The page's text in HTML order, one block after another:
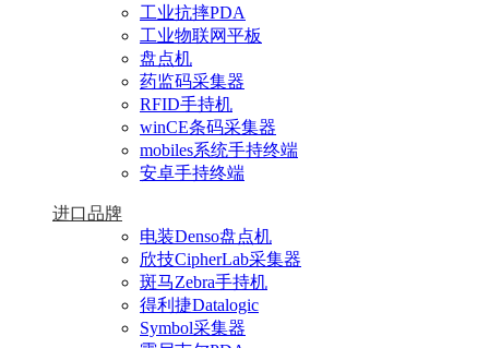
工业抗摔PDA
工业物联网平板
盘点机
药监码采集器
RFID手持机
winCE条码采集器
mobiles系统手持终端
安卓手持终端
进口品牌
电装Denso盘点机
欣技CipherLab采集器
斑马Zebra手持机
得利捷Datalogic
Symbol采集器